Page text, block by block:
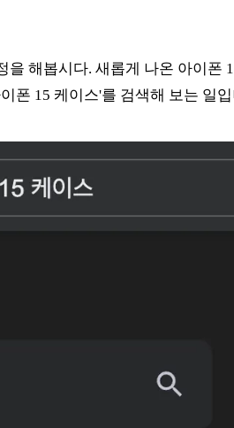
해봅시다. 새롭게 나온 아이
폰 15 케이스'를 검색해 보는 일